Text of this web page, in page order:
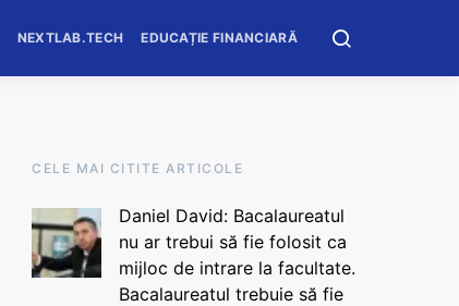
NEXTLAB.TECH EDUCAȚIE FINANCIARĂ
CELE MAI CITITE ARTICOLE
Daniel David: Bacalaureatul
nu ar trebui să fie folosit ca
mijloc de intrare la facultate.
Bacalaureatul trebuie să fie